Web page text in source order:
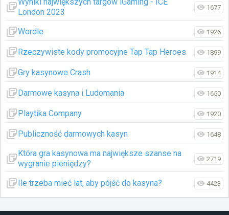
London 2023
1677
Wordle 1926
Rzeczywiste kody promocyjne Tap Tap Heroes 1899
Gry kasynowe Crash 1914
Darmowe kasyna i Ludomania 1650
Playtika Company 1920
Publiczność darmowych kasyn 1648
Która gra kasynowa ma największe szanse na
wygranie pieniędzy?
2719
Ile trzeba mieć lat, aby pójść do kasyna? 4423